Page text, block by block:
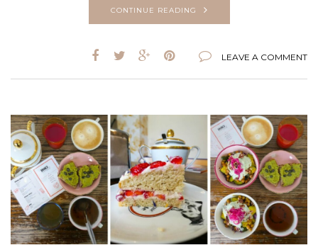
CONTINUE READING
LEAVE A COMMENT